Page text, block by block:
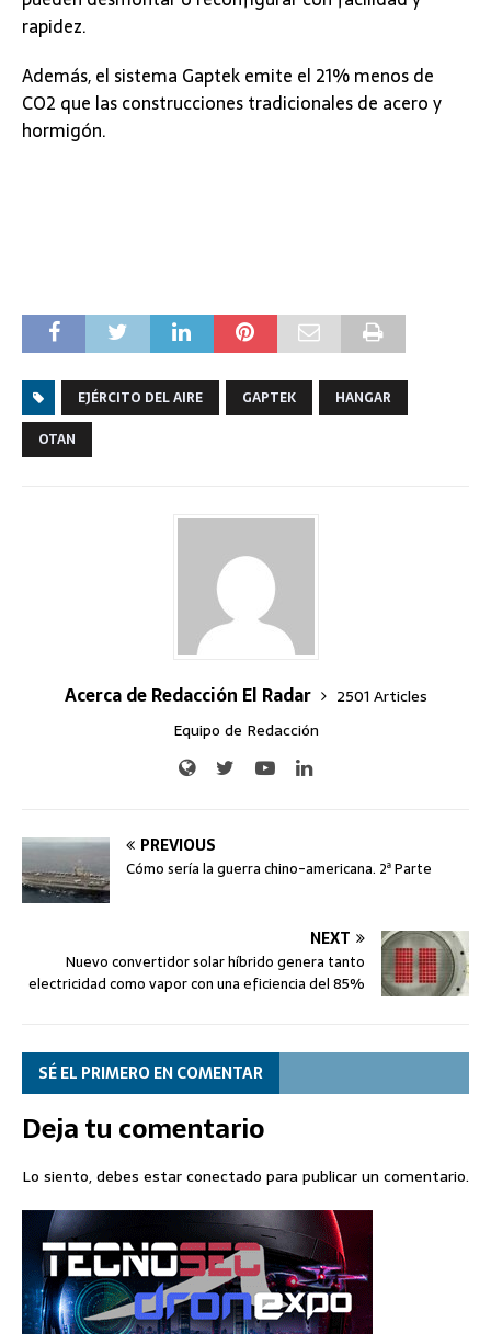
rapidez.
Además, el sistema Gaptek emite el 21% menos de
CO2 que las construcciones tradicionales de acero y
hormigón.
EJÉRCITO DEL AIRE GAPTEK
HANGAR
OTAN
Acerca de Redacción El Radar
2501 Articles
Equipo de Redacción
PREVIOUS
Cómo sería la guerra chino-americana. 2ª Parte
NEXT
Nuevo convertidor solar híbrido genera tanto
electricidad como vapor con una eficiencia del 85%
SÉ EL PRIMERO EN COMENTAR
Deja tu comentario
Lo siento, debes estarconectado para publicar un comentario.